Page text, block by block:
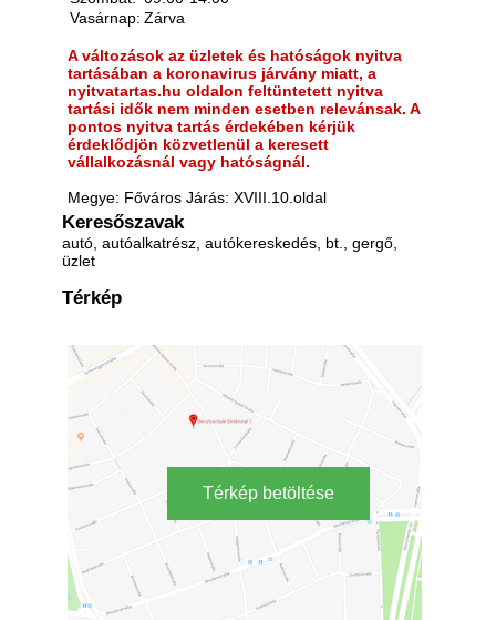
Vasárnap: Zárva
A változások az üzletek és hatóságok nyitva
tartásában a koronavirus járvány miatt, a
nyitvatartas.hu oldalon feltüntetett nyitva
tartási idők nem minden esetben relevánsak. A
pontos nyitva tartás érdekében kérjük
érdeklődjön közvetlenül a keresett
vállalkozásnál vagy hatóságnál.
Megye: Főváros Járás: XVIII.10.oldal
Keresőszavak
autó, autóalkatrész, autókereskedés, bt., gergő,
üzlet
Térkép
Térkép betöltése